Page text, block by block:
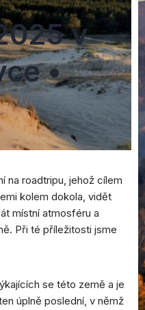
v
•
na roadtripu, jehož cílem
kolem dokola, vidět
místní atmosféru a
Při té příležitosti jsme
se této země a je
úplně poslední, v němž